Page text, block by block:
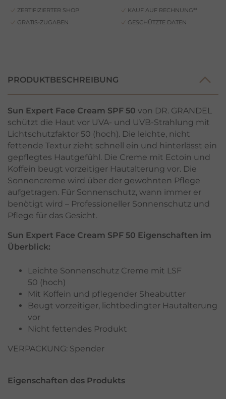
ZERTIFIZIERTER SHOP
KAUF AUF RECHNUNG**
GRATIS-ZUGABEN
GESCHÜTZTE DATEN
PRODUKTBESCHREIBUNG
Sun Expert Face Cream SPF 50 von DR. GRANDEL
schützt die Haut vor UVA- und UVB-Strahlung mit
Lichtschutzfaktor 50 (hoch). Die leichte, nicht
fettende Textur zieht schnell ein und hinterlässt ein
gepflegtes Hautgefühl. Die Creme mit Ectoin und
Koffein beugt vorzeitiger Hautalterung vor. Die
Sonnencreme wird über der gewohnten Pflege
aufgetragen. Für Sonnenschutz, wann immer er
benötigt wird – Professioneller Sonnenschutz und
Pflege für das Gesicht.
Sun Expert Face Cream SPF 50 Eigenschaften im
Überblick:
Leichte Sonnenschutz Creme mit LSF
50 (hoch)
Mit Koffein und pflegender Sheabutter
Beugt vorzeitiger, lichtbedingter Hautalterung
vor
Nicht fettendes Produkt
VERPACKUNG: Spender
Eigenschaften des Produkts